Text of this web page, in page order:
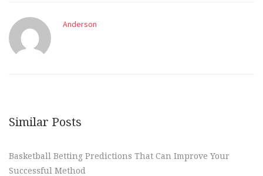
Anderson
Similar Posts
Basketball Betting Predictions That Can Improve Your
Successful Method